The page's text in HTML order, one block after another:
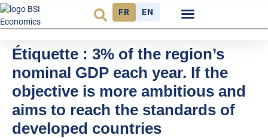
FR EN
Étiquette : 3% of the region’s
nominal GDP each year. If the
objective is more ambitious and
aims to reach the standards of
developed countries